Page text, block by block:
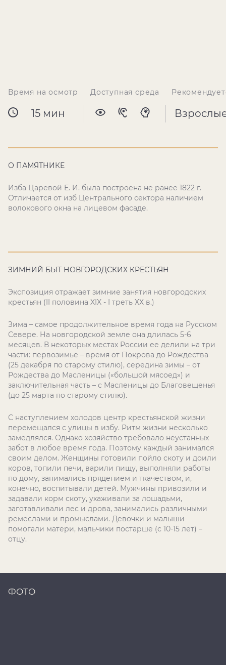
Время на осмотр
15 мин
Доступная среда
О ПАМЯТНИКЕ
Изба Царевой Е. И. была построена не ранее 1822 г.
Отличается от изб Центрального сектора наличием
волокового окна на лицевом фасаде.
ЗИМНИЙ БЫТ НОВГОРОДСКИХ КРЕСТЬЯН
Экспозиция отражает зимние занятия новгородских
крестьян (II половина XIX - I треть ХХ в.)
Зима – самое продолжительное время года на Русском
Севере. На новгородской земле она длилась 5-6
месяцев. В некоторых местах России ее делили на три
части: первозимье – время от Покрова до Рождества
(25 декабря по старому стилю), середина зимы – от
Рождества до Масленицы («большой мясоед») и
заключительная часть – с Масленицы до Благовещенья
(до 25 марта по старому стилю).
С наступлением холодов центр крестьянской жизни
перемещался с улицы в избу. Ритм жизни несколько
замедлялся. Однако хозяйство требовало неустанных
забот в любое время года. Поэтому каждый занимался
своим делом. Женщины готовили пойло скоту и доили
коров, топили печи, варили пищу, выполняли работы
по дому, занимались прядением и ткачеством, и,
конечно, воспитывали детей. Мужчины привозили и
задавали корм скоту, ухаживали за лошадьми,
заготавливали лес и дрова, занимались различными
ремеслами и промыслами. Девочки и малыши
помогали матери, мальчики постарше (с 10-15 лет) –
отцу.
ФОТО